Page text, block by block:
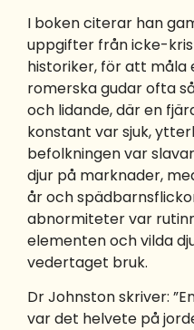
I boken citerar han
uppgifter från icke-
historiker, för att måla
romerska gudar ofta
och lidande, där en
konstant var sjuk,
befolkningen var
djur på marknader,
år och
abnormiteter var
elementen och vilda
vedertaget bruk.
Dr Johnston skriver:
var det helvete på